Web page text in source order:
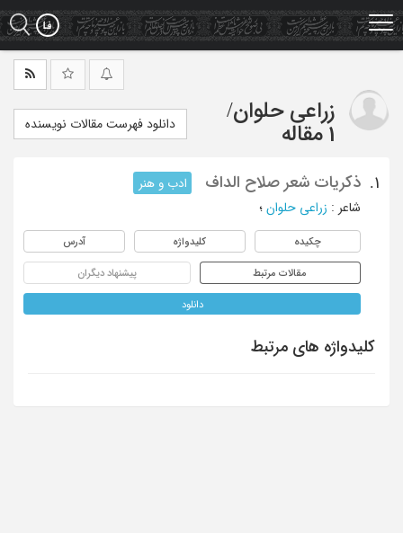
Skip
to
main
زراعی حلوان/
1 مقاله
دانلود فهرست مقالات نویسنده
1. ذکریات شعر صلاح الداف
ادب و هنر
شاعر : زراعی حلوان ؛
چکیده کلیدواژه آدرس
مقالات مرتبط پیشنهاد دیگران
دانلود
کلیدواژه های مرتبط